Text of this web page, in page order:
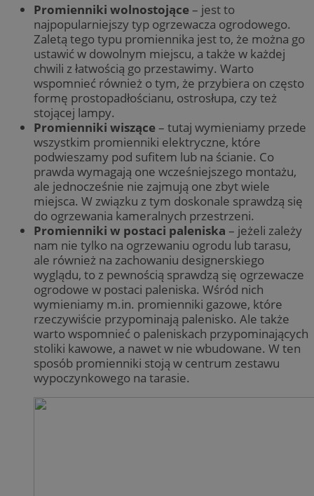
Promienniki wolnostojące– jest to
najpopularniejszy typ ogrzewacza ogrodowego.
Zaletą tego typu promiennika jest to, że można go
ustawić w dowolnym miejscu, a także w każdej
chwili z łatwością go przestawimy. Warto
wspomnieć również o tym, że przybiera on często
formę prostopadłościanu, ostrosłupa, czy też
stojącej lampy.
Promienniki wiszące– tutaj wymieniamy przede
wszystkim promienniki elektryczne, które
podwieszamy pod sufitem lub na ścianie. Co
prawda wymagają one wcześniejszego montażu,
ale jednocześnie nie zajmują one zbyt wiele
miejsca. W związku z tym doskonale sprawdzą się
do ogrzewania kameralnych przestrzeni.
Promienniki w postaci paleniska – jeżeli zależy
nam nie tylko na ogrzewaniu ogrodu lub tarasu,
ale również na zachowaniu designerskiego
wyglądu, to z pewnością sprawdzą się ogrzewacze
ogrodowe w postaci paleniska. Wśród nich
wymieniamy m.in. promienniki gazowe, które
rzeczywiście przypominają palenisko. Ale także
warto wspomnieć o paleniskach przypominających
stoliki kawowe, a nawet w nie wbudowane. W ten
sposób promienniki stoją w centrum zestawu
wypoczynkowego na tarasie.